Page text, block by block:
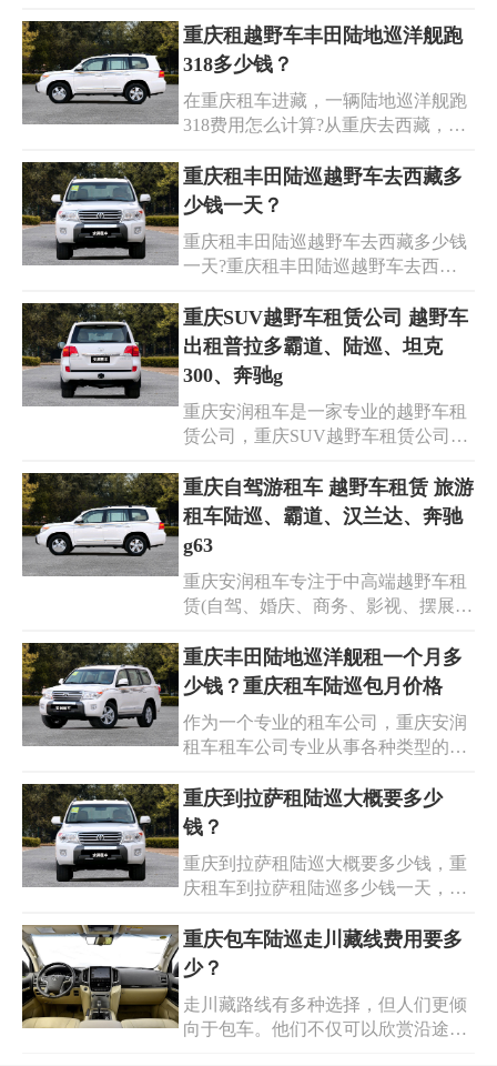
选择安润租车，让您的出行无忧。
风景。十分明显的是，我们都应该掌
握好攻略，从而顺心如意开始独属于
重庆租越野车丰田陆地巡洋舰跑
318多少钱？
在重庆租车进藏，一辆陆地巡洋舰跑
318费用怎么计算?从重庆去西藏，自
以自己租车，也可以包车过去，租车
的话，车所有相关的问题都需要自己
等，但是包车的话，司机负责把你行
程走完，所有零零碎碎的事情他自己
元-1200元/天,5.7排量丰田霸道：1000-
1500元/天。
重庆租丰田陆巡越野车去西藏多
少钱一天？
重庆租丰田陆巡越野车去西藏多少钱
一天?重庆租丰田陆巡越野车去西藏
素而异，根据不同的车型、排量和配
置，重庆租一辆丰田陆巡越野车去西
藏的费用会有所差异。在不同的旅游
季节，四川租车的丰田陆巡所需的费
用可能会有所差异。重庆租丰田陆巡
大概需要1000元~1200元一天。
重庆SUV越野车租赁公司 越野车
出租普拉多霸道、陆巡、坦克
300、奔驰g
重庆安润租车是一家专业的越野车租
赁公司，重庆SUV越野车租赁公司，
坦克300、奔驰g、路虎揽胜、路虎卫
士等各种类型的越野车辆以满足客户
包括普拉多陆巡、路虎揽胜和奔驰大
G等高端越野车。重庆租赁越野车的
费用因车型、租期和具体需求而异。
较成熟，价格也相对透明。
重庆自驾游租车 越野车租赁 旅游
租车陆巡、霸道、汉兰达、奔驰
g63
重庆安润租车专注于中高端越野车租
赁(自驾、婚庆、商务、影视、摆展
小时免费送车上门、百万车险、异地
还车、道路救援、私人管家、维修保
车、越野车租赁、旅游租车陆巡、霸
道、汉兰达、奔驰g63、坦克300、路
等服务的出现，给自驾游人士提供了
更多的选择和便利。无论是传统还是
的需求，让旅行更加难忘和精彩。
重庆丰田陆地巡洋舰租一个月多
少钱？重庆租车陆巡包月价格
作为一个专业的租车公司，重庆安润
租车租车公司专业从事各种类型的车
车旅游、重庆婚庆租车、重庆公司用
车以及重庆越野汽车租赁等。同时，
求。重庆丰田陆地巡洋舰租一个月多
少钱？重庆租车陆巡包月价格参考如
重庆到拉萨租陆巡大概要多少
钱？
重庆到拉萨租陆巡大概要多少钱，重
庆租车到拉萨租陆巡多少钱一天，租
钱，重庆租车前往拉萨陆巡一天的费
用是多少，川藏线的风景是非常美丽
也是到川藏线的一种方式，沿途可以
自由自在地旅行，非常惬意。那么从
重庆包车陆巡走川藏线费用要多
少？
走川藏路线有多种选择，但人们更倾
向于包车。他们不仅可以欣赏沿途的